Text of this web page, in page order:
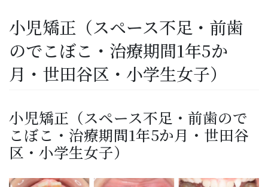
小児矯正（スペース不足・前歯
のでこぼこ・治療期間1年5か
月・世田谷区・小学生女子）
小児矯正（スペース不足・前歯ので
こぼこ・治療期間1年5か月・世田谷
区・小学生女子）